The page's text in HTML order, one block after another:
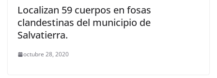
Localizan 59 cuerpos en fosas
clandestinas del municipio de
Salvatierra.
octubre 28, 2020